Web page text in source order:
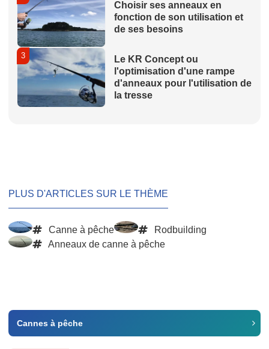
Choisir ses anneaux en
fonction de son utilisation et
de ses besoins
3
Le KR Concept ou
l'optimisation d'une rampe
d'anneaux pour l'utilisation de
la tresse
PLUS D'ARTICLES SUR LE THÈME
Canne à pêche
Rodbuilding
Anneaux de canne à pêche
Cannes à pêche